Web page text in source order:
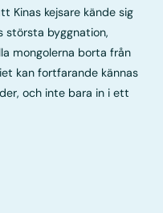
Kinas kejsare kände sig
största byggnation,
mongolerna borta från
kan fortfarande kännas
och inte bara in i ett